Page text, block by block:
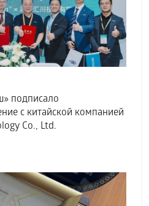
подписало
с китайской компанией
Co., Ltd.